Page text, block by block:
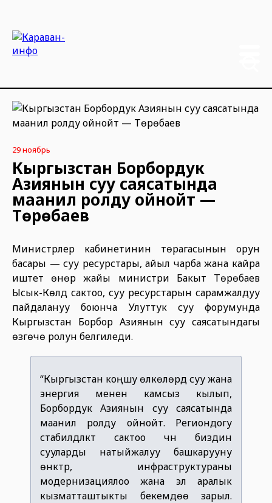
29 ноябрь
Кыргызстан Борбордук
Азиянын суу саясатында
маанилүү ролду ойнойт —
Төрөбаев
Министрлер кабинетинин төрагасынын орун
басары — суу ресурстары, айыл чарба жана кайра
иштетүү өнөр жайы министри Бакыт Төрөбаев
Ысык-Көлдү сактоо, суу ресурстарын сарамжалдуу
пайдалануу боюнча Улуттук суу форумунда
Кыргызстан Борбор Азиянын суу саясатындагы
өзгөчө ролун белгиледи.
“Кыргызстан коңшу өлкөлөрдү суу жана
энергия менен камсыз кылып,
Борбордук Азиянын суу саясатында
маанилүү ролду ойнойт. Региондогу
стабилдүүлүктү сактоо үчүн биздин
сууларды натыйжалуу башкарууну
өнүктүрүү, инфраструктураны
модернизациялоо жана эл аралык
кызматташтыкты бекемдөө зарыл.